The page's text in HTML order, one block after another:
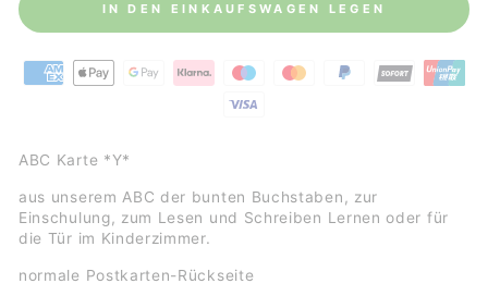
IN DEN EINKAUFSWAGEN LEGEN
ABC Karte *Y*
aus unserem ABC der bunten Buchstaben, zur
Einschulung, zum Lesen und Schreiben Lernen oder für
die Tür im Kinderzimmer.
normale Postkarten-Rückseite